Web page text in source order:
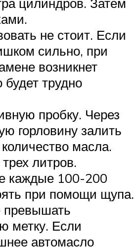
не стоит. Если
сильно, при
возникнет
будет трудно
пробку. Через
горловину залить
масла.
литров.
каждые 100-200
при помощи щупа.
превышать
метку. Если
автомасло